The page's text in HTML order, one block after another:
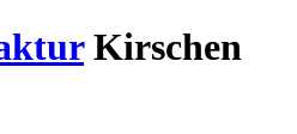
Kirschen